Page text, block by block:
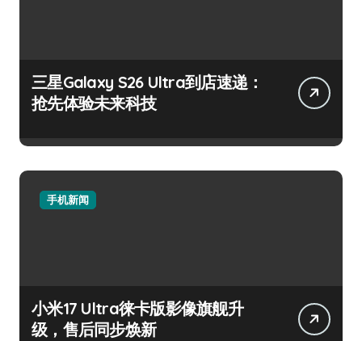
三星Galaxy S26 Ultra到店速递：
抢先体验未来科技
手机新闻
小米17 Ultra徕卡版影像旗舰升
级，售后同步焕新